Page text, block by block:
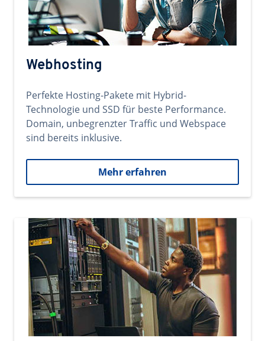
Webhosting
Perfekte Hosting-Pakete mit Hybrid-
Technologie und SSD für beste Performance.
Domain, unbegrenzter Traffic und Webspace
sind bereits inklusive.
Mehr erfahren